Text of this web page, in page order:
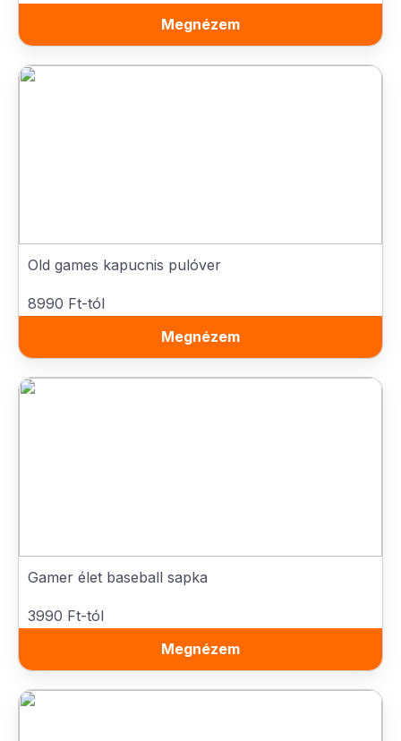
Megnézem
Old games kapucnis pulóver
8990 Ft-tól
Megnézem
Gamer élet baseball sapka
3990 Ft-tól
Megnézem